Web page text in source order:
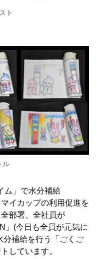
ト
ル
ム」で水分補給
イカップの利用促進を
部署、全社員が
」(今日も全員が元気に
分補給を行う「ごくご
しています。